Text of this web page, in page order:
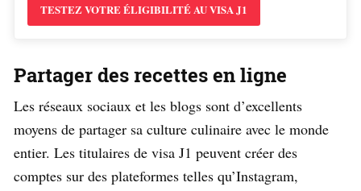
TESTEZ VOTRE ÉLIGIBILITÉ AU VISA J1
Partager des recettes en ligne
Les réseaux sociaux et les blogs sont d’excellents
moyens de partager sa culture culinaire avec le monde
entier. Les titulaires de visa J1 peuvent créer des
comptes sur des plateformes telles qu’Instagram,